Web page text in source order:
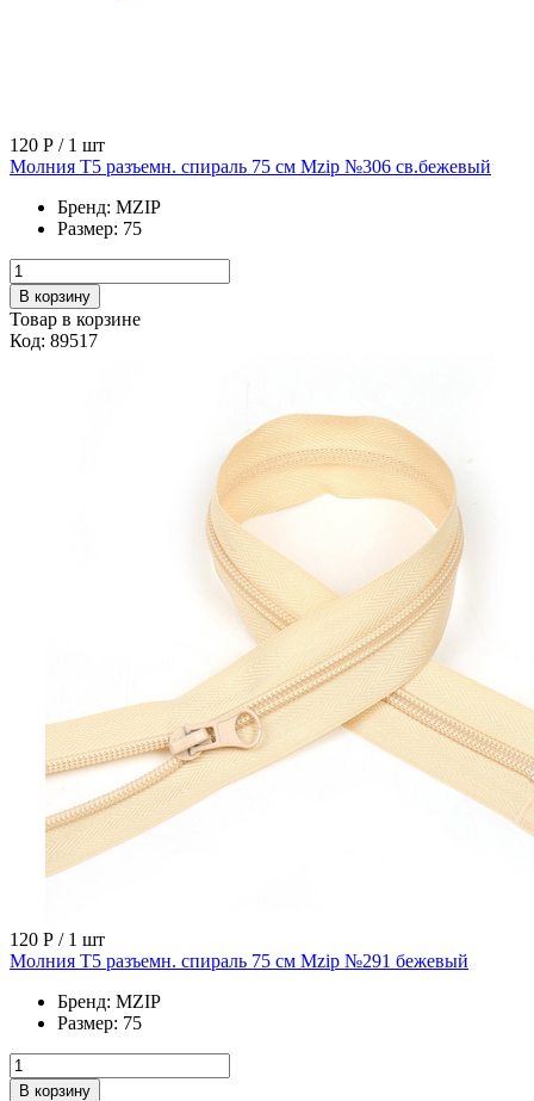
120 Р / 1 шт
Молния Т5 разъемн. спираль 75 см Mzip №306 св.бежевый
Бренд: MZIP
Размер: 75
В корзину
Товар в корзине
Код: 89517
120 Р / 1 шт
Молния Т5 разъемн. спираль 75 см Mzip №291 бежевый
Бренд: MZIP
Размер: 75
В корзину